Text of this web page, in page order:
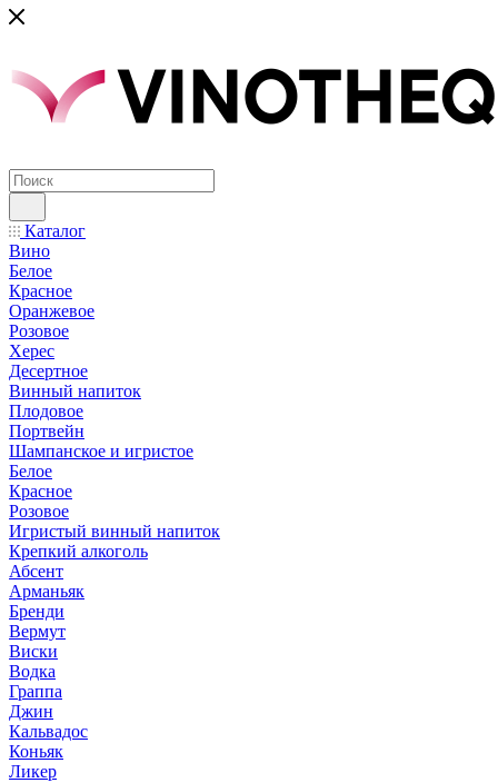
Каталог
Вино
Белое
Красное
Оранжевое
Розовое
Херес
Десертное
Винный напиток
Плодовое
Портвейн
Шампанское и игристое
Белое
Красное
Розовое
Игристый винный напиток
Крепкий алкоголь
Абсент
Арманьяк
Бренди
Вермут
Виски
Водка
Граппа
Джин
Кальвадос
Коньяк
Ликер